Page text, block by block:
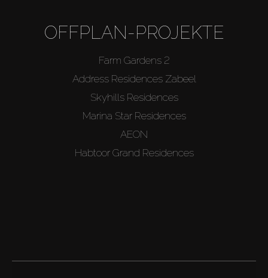
OFFPLAN-PROJEKTE
Farm Gardens 2
Address Residences Zabeel
Skyhills Residences
Marina Star Residences
AEON
Habtoor Grand Residences